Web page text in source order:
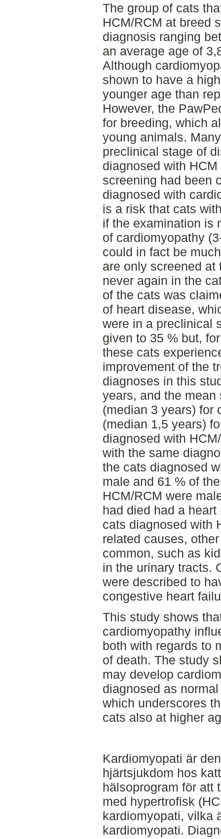
The group of cats
HCM/RCM at breed
diagnosis ranging
an average age of
Although
shown to have a
younger age than
However, the
for breeding, which
young animals.
preclinical stage of
diagnosed with
screening had been
diagnosed with
is a risk that cats
if the examination is
of cardiomyopathy
could in fact be
are only screened at
never again in the
of the cats was
of heart disease,
were in a preclinical
given to 35 % but,
these cats
improvement of the
diagnoses in this
years, and the
(median 3 years) for
(median 1,5 years)
diagnosed with
with the same
the cats diagnosed
male and 61 % of
HCM/RCM were
had died had a
cats diagnosed with
related causes,
common, such as
in the urinary tracts.
were described to
congestive heart
This study shows
cardiomyopathy
both with regards to
of death. The study
may develop
diagnosed as
which underscores
cats also at higher
Kardiomyopati är
hjärtsjukdom hos
hälsoprogram för att
med hypertrofisk
kardiomyopati, vilka
kardiomyopati.